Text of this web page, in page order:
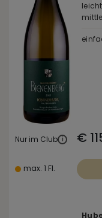
Nur im Club i €
max. 1 Fl.